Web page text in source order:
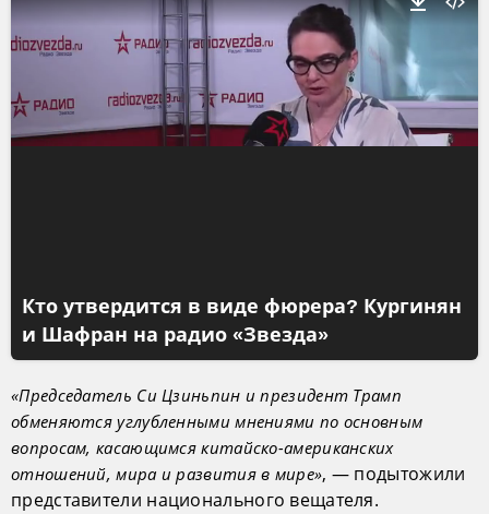
Кто утвердится в виде фюрера? Кургинян
и Шафран на радио «Звезда»
«Председатель Си Цзиньпин и президент Трамп
обменяются углубленными мнениями по основным
вопросам, касающимся китайско-американских
отношений, мира и развития в мире», — подытожили
представители национального вещателя.